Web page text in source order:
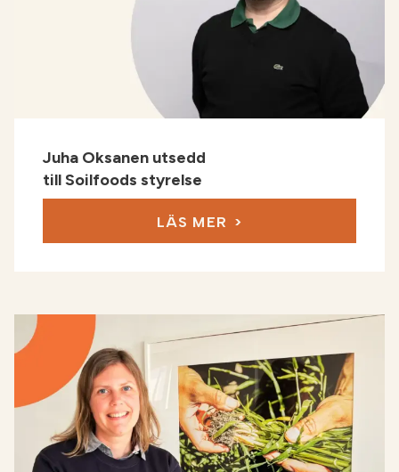
Juha Oksanen utsedd
till Soilfoods styrelse
LÄS MER